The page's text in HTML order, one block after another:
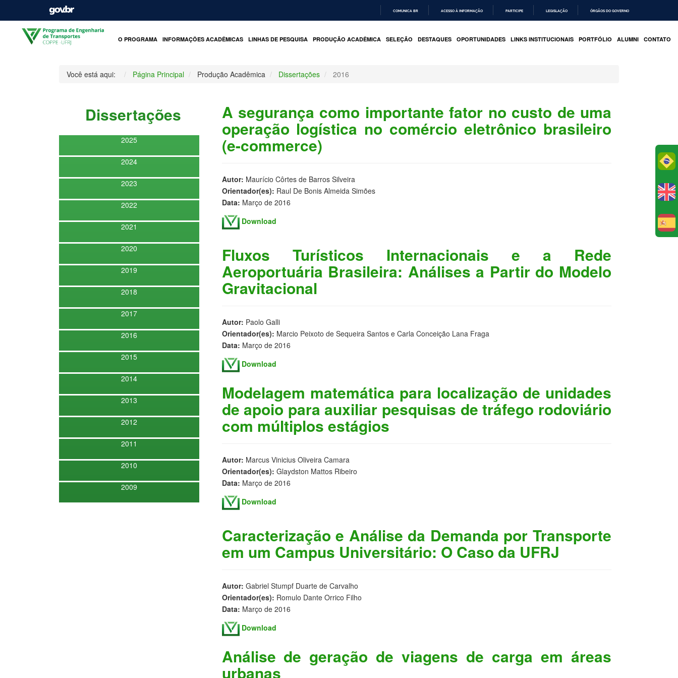
O
COMUNICA BR ACESSO À INFORMAÇÃO PARTICIPE LEGISLAÇÃO ÓRGÃOS DO GOVERNO
O PROGRAMA INFORMAÇÕES ACADÊMICAS LINHAS DE PESQUISA PRODUÇÃO ACADÊMICA SELEÇÃO DESTAQUES OPORTUNIDADES LINKS INSTITUCIONAIS PORTFÓLIO ALUMNI CONTATO
Você está aqui: Página Principal Produção Acadêmica Dissertações 2016
Dissertações
2025
2024
2023
2022
2021
2020
2019
2018
2017
2016
2015
2014
2013
2012
2011
2010
2009
A segurança como importante fator no custo de uma
operação logística no comércio eletrônico brasileiro
(e-commerce)
Autor: Maurício Côrtes de Barros Silveira
Orientador(es): Raul De Bonis Almeida Simões
Data: Março de 2016
Download
Fluxos Turísticos Internacionais e a Rede
Aeroportuária Brasileira: Análises a Partir do Modelo
Gravitacional
Autor: Paolo Galli
Orientador(es): Marcio Peixoto de Sequeira Santos e Carla Conceição Lana Fraga
Data: Março de 2016
Download
Modelagem matemática para localização de unidades
de apoio para auxiliar pesquisas de tráfego rodoviário
com múltiplos estágios
Autor: Marcus Vinicius Oliveira Camara
Orientador(es): Glaydston Mattos Ribeiro
Data: Março de 2016
Download
Caracterização e Análise da Demanda por Transporte
em um Campus Universitário: O Caso da UFRJ
Autor: Gabriel Stumpf Duarte de Carvalho
Orientador(es): Romulo Dante Orrico Filho
Data: Março de 2016
Download
Análise de geração de viagens de carga em áreas
urbanas